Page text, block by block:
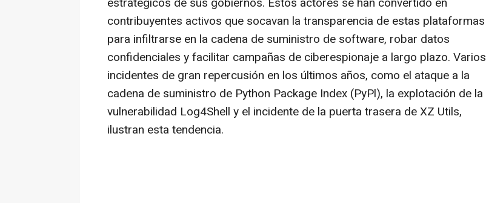
contribuyentes activos que socavan la transparencia de estas plataformas
para infiltrarse en la cadena de suministro de software, robar datos
confidenciales y facilitar campañas de ciberespionaje a largo plazo. Varios
incidentes de gran repercusión en los últimos años, como el ataque a la
cadena de suministro de Python Package Index (PyPl), la explotación de la
vulnerabilidad Log4Shell y el incidente de la puerta trasera deXZ Utils,
ilustran esta tendencia.